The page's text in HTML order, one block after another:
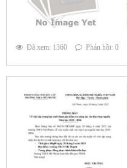
Đã xem: 1360
Phản hồi: 0